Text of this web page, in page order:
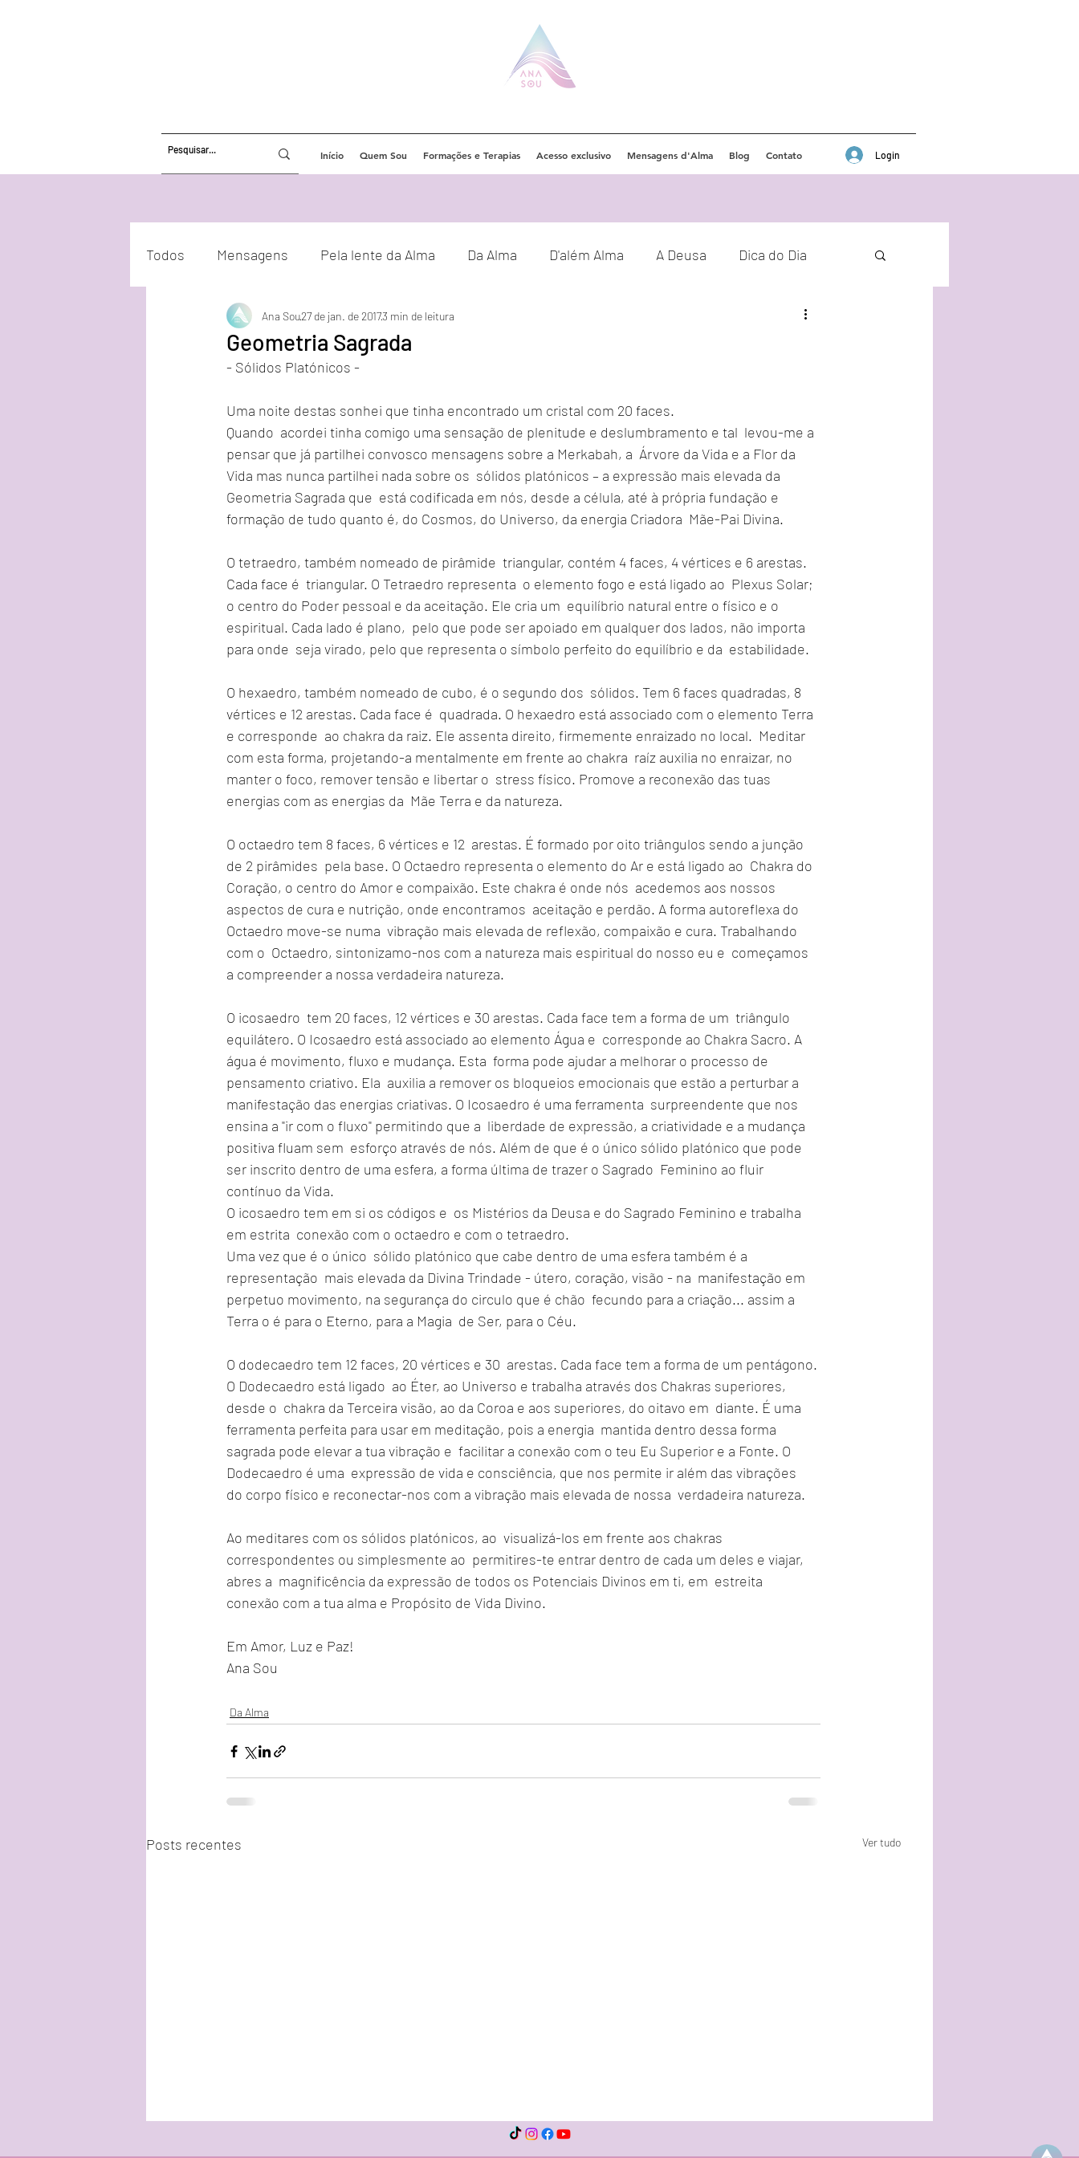
Início Quem Sou Formações e Terapias Acesso exclusivo Mensagens d'Alma Blog Contato Login
Todos Mensagens Pela lente da Alma Da Alma D'além Alma A Deusa Dica do Dia
Atualizações Energéticas Eventos Orações
Geometria Sagrada
Ana Sou27 de jan. de 20173 min de leitura
- Sólidos Platónicos -
Uma noite destas sonhei que tinha encontrado um cristal com 20 faces.
Quando  acordei tinha comigo uma sensação de plenitude e deslumbramento e tal  levou-me a
pensar que já partilhei convosco mensagens sobre a Merkabah, a  Árvore da Vida e a Flor da
Vida mas nunca partilhei nada sobre os  sólidos platónicos – a expressão mais elevada da
Geometria Sagrada que  está codificada em nós, desde a célula, até à própria fundação e
formação de tudo quanto é, do Cosmos, do Universo, da energia Criadora  Mãe-Pai Divina.
O tetraedro, também nomeado de pirâmide  triangular, contém 4 faces, 4 vértices e 6 arestas.
Cada face é  triangular. O Tetraedro representa  o elemento fogo e está ligado ao  Plexus Solar;
o centro do Poder pessoal e da aceitação. Ele cria um  equilíbrio natural entre o físico e o
espiritual. Cada lado é plano,  pelo que pode ser apoiado em qualquer dos lados, não importa
para onde  seja virado, pelo que representa o símbolo perfeito do equilíbrio e da  estabilidade.
O hexaedro, também nomeado de cubo, é o segundo dos  sólidos. Tem 6 faces quadradas, 8
vértices e 12 arestas. Cada face é  quadrada. O hexaedro está associado com o elemento Terra
e corresponde  ao chakra da raiz. Ele assenta direito, firmemente enraizado no local.  Meditar
com esta forma, projetando-a mentalmente em frente ao chakra  raíz auxilia no enraizar, no
manter o foco, remover tensão e libertar o  stress físico. Promove a reconexão das tuas
energias com as energias da  Mãe Terra e da natureza.
O octaedro tem 8 faces, 6 vértices e 12  arestas. É formado por oito triângulos sendo a junção
de 2 pirâmides  pela base. O Octaedro representa o elemento do Ar e está ligado ao  Chakra do
Coração, o centro do Amor e compaixão. Este chakra é onde nós  acedemos aos nossos
aspectos de cura e nutrição, onde encontramos  aceitação e perdão. A forma autoreflexa do
Octaedro move-se numa  vibração mais elevada de reflexão, compaixão e cura. Trabalhando
com o  Octaedro, sintonizamo-nos com a natureza mais espiritual do nosso eu e  começamos
a compreender a nossa verdadeira natureza.
O icosaedro  tem 20 faces, 12 vértices e 30 arestas. Cada face tem a forma de um  triângulo
equilátero. O Icosaedro está associado ao elemento Água e  corresponde ao Chakra Sacro. A
água é movimento, fluxo e mudança. Esta  forma pode ajudar a melhorar o processo de
pensamento criativo. Ela  auxilia a remover os bloqueios emocionais que estão a perturbar a
manifestação das energias criativas. O Icosaedro é uma ferramenta  surpreendente que nos
ensina a "ir com o fluxo" permitindo que a  liberdade de expressão, a criatividade e a mudança
positiva fluam sem  esforço através de nós. Além de que é o único sólido platónico que pode
ser inscrito dentro de uma esfera, a forma última de trazer o Sagrado  Feminino ao fluir
contínuo da Vida.
O icosaedro tem em si os códigos e  os Mistérios da Deusa e do Sagrado Feminino e trabalha
em estrita  conexão com o octaedro e com o tetraedro.
Uma vez que é o único  sólido platónico que cabe dentro de uma esfera também é a
representação  mais elevada da Divina Trindade - útero, coração, visão - na  manifestação em
perpetuo movimento, na segurança do circulo que é chão  fecundo para a criação... assim a
Terra o é para o Eterno, para a Magia  de Ser, para o Céu.
O dodecaedro tem 12 faces, 20 vértices e 30  arestas. Cada face tem a forma de um pentágono.
O Dodecaedro está ligado  ao Éter, ao Universo e trabalha através dos Chakras superiores,
desde o  chakra da Terceira visão, ao da Coroa e aos superiores, do oitavo em  diante. É uma
ferramenta perfeita para usar em meditação, pois a energia  mantida dentro dessa forma
sagrada pode elevar a tua vibração e  facilitar a conexão com o teu Eu Superior e a Fonte. O
Dodecaedro é uma  expressão de vida e consciência, que nos permite ir além das vibrações
do corpo físico e reconectar-nos com a vibração mais elevada de nossa  verdadeira natureza.
Ao meditares com os sólidos platónicos, ao  visualizá-los em frente aos chakras
correspondentes ou simplesmente ao  permitires-te entrar dentro de cada um deles e viajar,
abres a  magnificência da expressão de todos os Potenciais Divinos em ti, em  estreita
conexão com a tua alma e Propósito de Vida Divino.
Em Amor, Luz e Paz!
Ana Sou
Da Alma
Posts recentes Ver tudo